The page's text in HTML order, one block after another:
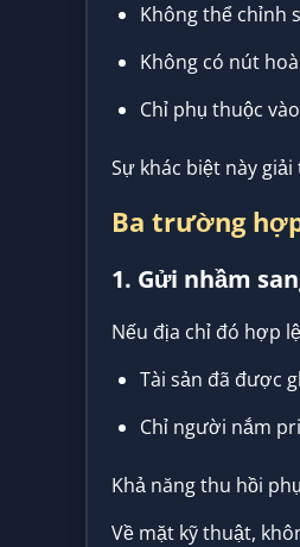
Không thể chỉnh
Không có nút
Chỉ phụ thuộc
Sự khác biệt này
Ba trường
1. Gửi nhầm
Nếu địa chỉ đó hợp
Tài sản đã được
Chỉ người nắm
Khả năng thu hồi
Về mặt kỹ thuật,